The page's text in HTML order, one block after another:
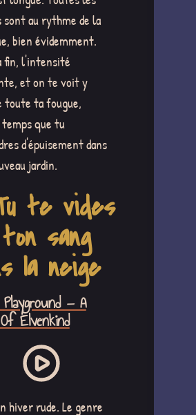
sont au rythme de la
bien évidemment.
fin, l'intensité
et on te voit y
ta fougue,
temps que tu
d'épuisement dans
jardin.
te vides
sang
la neige
— A
Elvenkind
hiver rude. Le genre